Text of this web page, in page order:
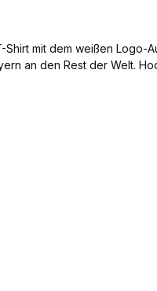
mit dem weißen Logo-
an den Rest der Welt.